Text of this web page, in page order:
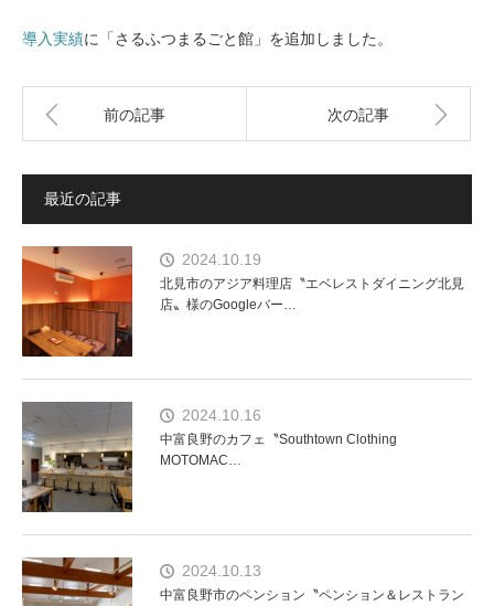
導入実績に「さるふつまるごと館」を追加しました。
前の記事 次の記事
最近の記事
2024.10.19
北見市のアジア料理店〝エベレストダイニング北見
店〟様のGoogleバー…
2024.10.16
中富良野のカフェ〝Southtown Clothing
MOTOMAC…
2024.10.13
中富良野市のペンション〝ペンション＆レストラン